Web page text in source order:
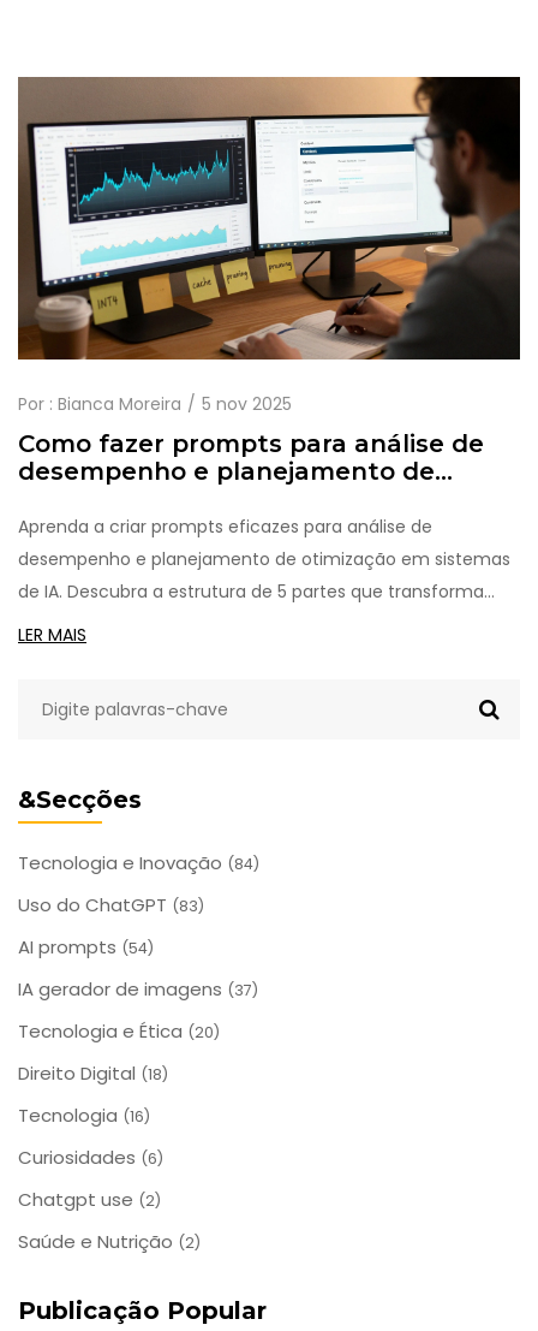
&Secções
Tecnologia e Inovação (84)
Uso do ChatGPT (83)
AI prompts (54)
IA gerador de imagens (37)
Tecnologia e Ética (20)
Direito Digital (18)
Tecnologia (16)
Curiosidades (6)
Chatgpt use (2)
Saúde e Nutrição (2)
Publicação Popular
Por : Bianca Moreira 5 nov 2025
Como fazer prompts para análise de
desempenho e planejamento de
Aprenda a criar prompts eficazes para análise de
desempenho e planejamento de otimização em sistemas
de IA. Descubra a estrutura de 5 partes que transforma
respostas genéricas em planos práticos e acionáveis.
LER MAIS